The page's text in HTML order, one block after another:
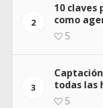
2
10
como
5
3
todas las
5